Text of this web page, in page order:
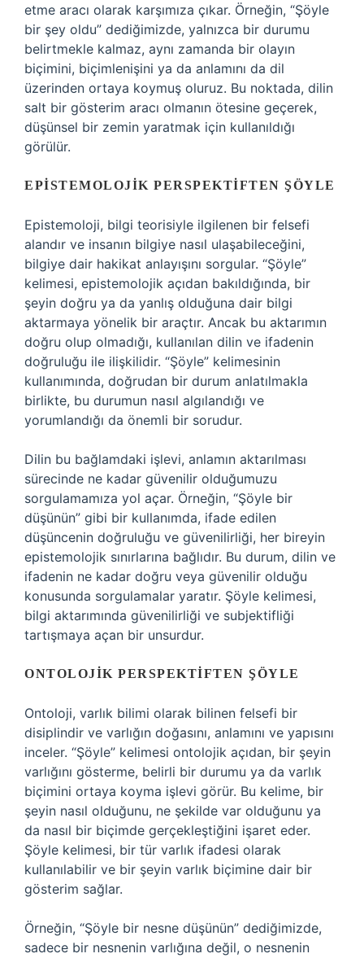
etme aracı olarak karşımıza çıkar. Örneğin, “Şöyle
bir şey oldu” dediğimizde, yalnızca bir durumu
belirtmekle kalmaz, aynı zamanda bir olayın
biçimini, biçimlenişini ya da anlamını da dil
üzerinden ortaya koymuş oluruz. Bu noktada, dilin
salt bir gösterim aracı olmanın ötesine geçerek,
düşünsel bir zemin yaratmak için kullanıldığı
görülür.
EPISTEMOLOJIK PERSPEKTIFTEN ŞÖYLE
Epistemoloji, bilgi teorisiyle ilgilenen bir felsefi
alandır ve insanın bilgiye nasıl ulaşabileceğini,
bilgiye dair hakikat anlayışını sorgular. “Şöyle”
kelimesi, epistemolojik açıdan bakıldığında, bir
şeyin doğru ya da yanlış olduğuna dair bilgi
aktarmaya yönelik bir araçtır. Ancak bu aktarımın
doğru olup olmadığı, kullanılan dilin ve ifadenin
doğruluğu ile ilişkilidir. “Şöyle” kelimesinin
kullanımında, doğrudan bir durum anlatılmakla
birlikte, bu durumun nasıl algılandığı ve
yorumlandığı da önemli bir sorudur.
Dilin bu bağlamdaki işlevi, anlamın aktarılması
sürecinde ne kadar güvenilir olduğumuzu
sorgulamamıza yol açar. Örneğin, “Şöyle bir
düşünün” gibi bir kullanımda, ifade edilen
düşüncenin doğruluğu ve güvenilirliği, her bireyin
epistemolojik sınırlarına bağlıdır. Bu durum, dilin ve
ifadenin ne kadar doğru veya güvenilir olduğu
konusunda sorgulamalar yaratır. Şöyle kelimesi,
bilgi aktarımında güvenilirliği ve subjektifliği
tartışmaya açan bir unsurdur.
ONTOLOJIK PERSPEKTIFTEN ŞÖYLE
Ontoloji, varlık bilimi olarak bilinen felsefi bir
disiplindir ve varlığın doğasını, anlamını ve yapısını
inceler. “Şöyle” kelimesi ontolojik açıdan, bir şeyin
varlığını gösterme, belirli bir durumu ya da varlık
biçimini ortaya koyma işlevi görür. Bu kelime, bir
şeyin nasıl olduğunu, ne şekilde var olduğunu ya
da nasıl bir biçimde gerçekleştiğini işaret eder.
Şöyle kelimesi, bir tür varlık ifadesi olarak
kullanılabilir ve bir şeyin varlık biçimine dair bir
gösterim sağlar.
Örneğin, “Şöyle bir nesne düşünün” dediğimizde,
sadece bir nesnenin varlığına değil, o nesnenin